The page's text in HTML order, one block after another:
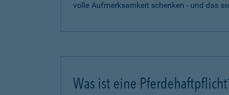
volle Aufmerksamkeit schenken - und das
Was ist eine